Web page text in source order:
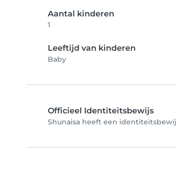
Aantal kinderen
1
Leeftijd van kinderen
Baby
Officieel Identiteitsbewijs
Shunaisa heeft een